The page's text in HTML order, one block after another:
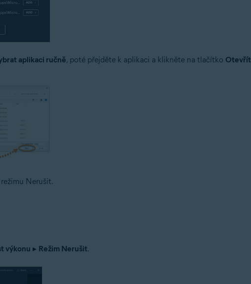
aplikaci ručně, poté přejděte k aplikaci a klikněte na tlačítko Otevřít
Nerušit.
výkonu ▸ Režim Nerušit.